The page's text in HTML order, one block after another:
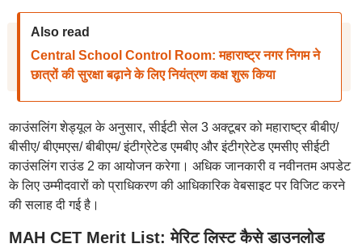
Also read
Central School Control Room: महाराष्ट्र नगर निगम ने
छात्रों की सुरक्षा बढ़ाने के लिए नियंत्रण कक्ष शुरू किया
काउंसलिंग शेड्यूल के अनुसार, सीईटी सेल 3 अक्टूबर को महाराष्ट्र बीबीए/
बीसीए/ बीएमएस/ बीबीएम/ इंटीग्रेटेड एमबीए और इंटीग्रेटेड एमसीए सीईटी
काउंसलिंग राउंड 2 का आयोजन करेगा। अधिक जानकारी व नवीनतम अपडेट
के लिए उम्मीदवारों को प्राधिकरण की आधिकारिक वेबसाइट पर विजिट करने
की सलाह दी गई है।
MAH CET Merit List: मेरिट लिस्ट कैसे डाउनलोड